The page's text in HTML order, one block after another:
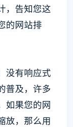
，告知您这
的网站排
没有响应式
普及，许多
如果您的网
放，那么用